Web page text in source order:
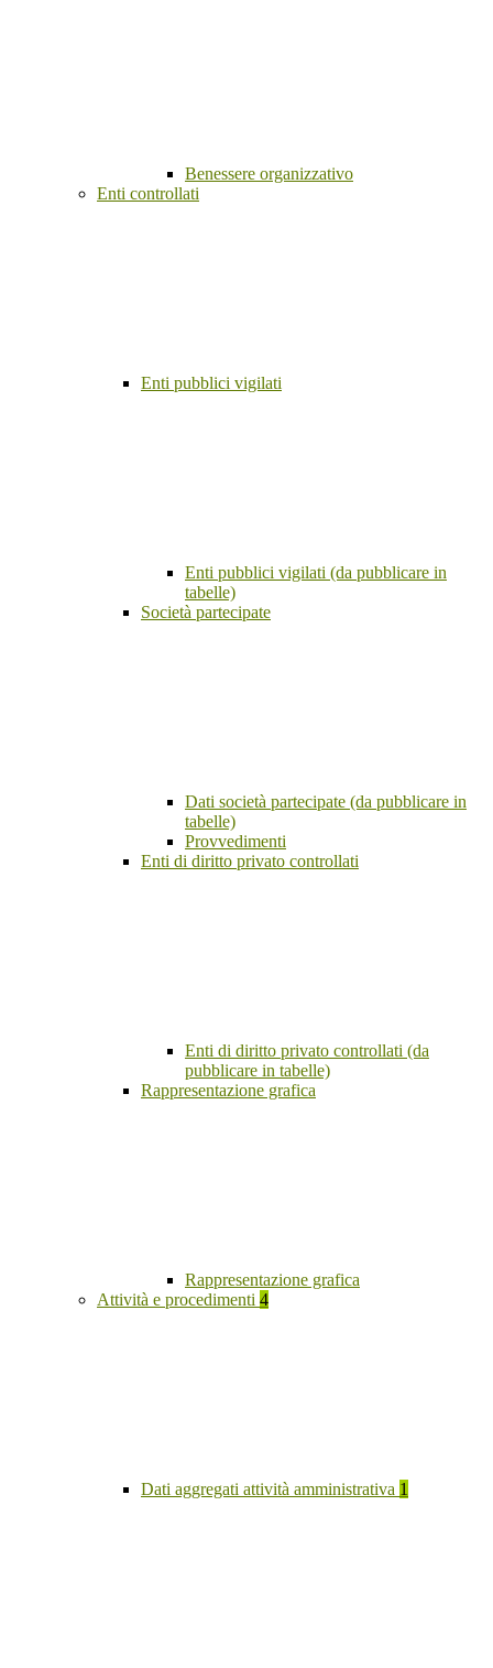
Benessere organizzativo
Enti controllati
Enti pubblici vigilati
Enti pubblici vigilati (da pubblicare in
tabelle)
Società partecipate
Dati società partecipate (da pubblicare in
tabelle)
Provvedimenti
Enti di diritto privato controllati
Enti di diritto privato controllati (da
pubblicare in tabelle)
Rappresentazione grafica
Rappresentazione grafica
Attività e procedimenti 4
Dati aggregati attività amministrativa 1